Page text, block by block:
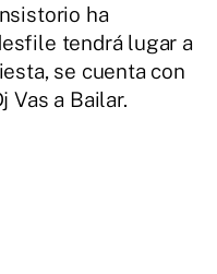
ha
tendrá lugar a
se cuenta con
Vas a Bailar.